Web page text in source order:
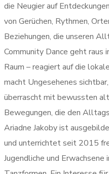
die Neugier auf
von Gerüchen, Rythmen,
Beziehungen, die unseren
Community Dance geht raus
Raum – reagiert auf die
macht Ungesehenes
überrascht mit bewussten
Bewegungen, die den
Ariadne Jakoby ist
und unterrichtet seit 2015
Jugendliche und Erwachsene